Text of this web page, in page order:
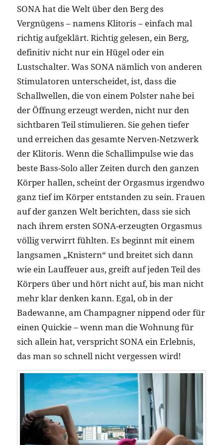
SONA hat die Welt über den Berg des
Vergnügens – namens Klitoris – einfach mal
richtig aufgeklärt. Richtig gelesen, ein Berg,
definitiv nicht nur ein Hügel oder ein
Lustschalter. Was SONA nämlich von anderen
Stimulatoren unterscheidet, ist, dass die
Schallwellen, die von einem Polster nahe bei
der Öffnung erzeugt werden, nicht nur den
sichtbaren Teil stimulieren. Sie gehen tiefer
und erreichen das gesamte Nerven-Netzwerk
der Klitoris. Wenn die Schallimpulse wie das
beste Bass-Solo aller Zeiten durch den ganzen
Körper hallen, scheint der Orgasmus irgendwo
ganz tief im Körper entstanden zu sein. Frauen
auf der ganzen Welt berichten, dass sie sich
nach ihrem ersten SONA-erzeugten Orgasmus
völlig verwirrt fühlten. Es beginnt mit einem
langsamen „Knistern“ und breitet sich dann
wie ein Lauffeuer aus, greift auf jeden Teil des
Körpers über und hört nicht auf, bis man nicht
mehr klar denken kann. Egal, ob in der
Badewanne, am Champagner nippend oder für
einen Quickie – wenn man die Wohnung für
sich allein hat, verspricht SONA ein Erlebnis,
das man so schnell nicht vergessen wird!